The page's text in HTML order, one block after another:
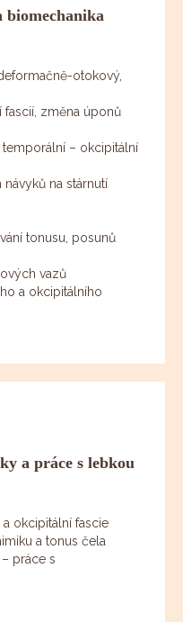
biomechanika
otokový,
fascií, změna úponů
temporální – okcipitální
na stárnutí
tonusu, posunů
vazů
a okcipitálního
a práce s lebkou
okcipitální fascie
a tonus čela
práce s